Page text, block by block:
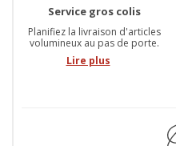
Service gros colis
Planifiez la livraison d'articles
volumineux au pas de porte.
Lire plus